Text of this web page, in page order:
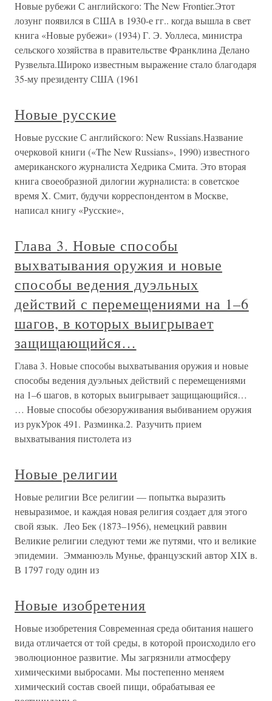
Новые рубежи С английского: The New Frontier.Этот
лозунг появился в США в 1930-е гг.. когда вышла в свет
книга «Новые рубежи» (1934) Г. Э. Уоллеса, министра
сельского хозяйства в правительстве Франклина Делано
Рузвельта.Широко известным выражение стало благодаря
35-му президенту США (1961
Новые русские
Новые русские С английского: New Russians.Название
очерковой книги («The New Russians», 1990) известного
американского журналиста Хедрика Смита. Это вторая
книга своеобразной дилогии журналиста: в советское
время X. Смит, будучи корреспондентом в Москве,
написал книгу «Русские»,
Глава 3. Новые способы
выхватывания оружия и новые
способы ведения дуэльных
действий с перемещениями на 1–6
шагов, в которых выигрывает
защищающийся…
Глава 3. Новые способы выхватывания оружия и новые
способы ведения дуэльных действий с перемещениями
на 1–6 шагов, в которых выигрывает защищающийся…
… Новые способы обезоруживания выбиванием оружия
из рукУрок 491. Разминка.2. Разучить прием
выхватывания пистолета из
Новые религии
Новые религии Все религии — попытка выразить
невыразимое, и каждая новая религия создает для этого
свой язык. Лео Бек (1873–1956), немецкий раввин
Великие религии следуют теми же путями, что и великие
эпидемии. Эмманюэль Мунье, французский автор ХIХ в.
В 1797 году один из
Новые изобретения
Новые изобретения Современная среда обитания нашего
вида отличается от той среды, в которой происходило его
эволюционное развитие. Мы загрязнили атмосферу
химическими выбросами. Мы постепенно меняем
химический состав своей пищи, обрабатывая ее